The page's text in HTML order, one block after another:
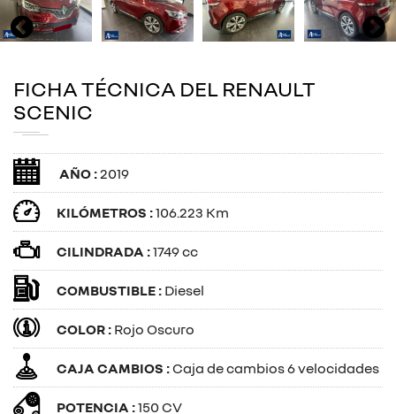
FICHA TÉCNICA DEL RENAULT
SCENIC
AÑO :2019
KILÓMETROS :106.223 Km
CILINDRADA :1749 cc
COMBUSTIBLE : Diesel
COLOR : Rojo Oscuro
CAJA CAMBIOS :Caja de cambios 6 velocidades
POTENCIA :150 CV